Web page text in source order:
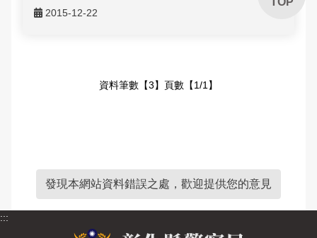
2015-12-22
資料筆數【3】頁數【1/1】
發現本網站資料錯誤之處，歡迎提供您的意見
:::